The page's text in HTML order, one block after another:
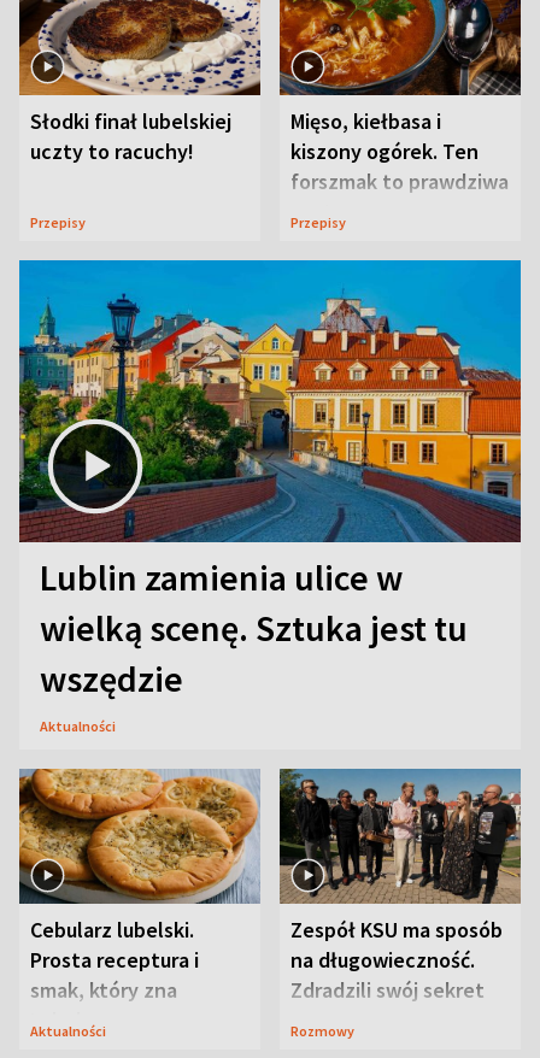
Słodki finał lubelskiej
uczty to racuchy!
Przepisy
Mięso, kiełbasa i
kiszony ogórek. Ten
forszmak to prawdziwa
uczta
Przepisy
Lublin zamienia ulice w
wielką scenę. Sztuka jest tu
wszędzie
Aktualności
Cebularz lubelski.
Prosta receptura i
smak, który zna
Lubelszczyzna
Aktualności
Zespół KSU ma sposób
na długowieczność.
Zdradzili swój sekret
Rozmowy